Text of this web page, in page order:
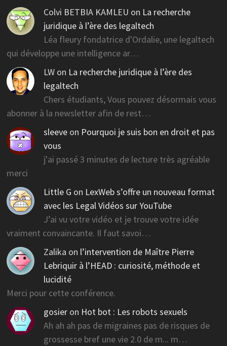
Colvi BETBIA KAMLEU on La recherche
juridique à l’ère des legaltech
Léa fleury fondatrice d'Ordalie, une legaltech
qui développe une intelligence ar…
LW on La recherche juridique à l’ère des
legaltech
Chers étudiants, Vous pouvez désormais vous
abonner à la newsletter afin de rest…
sleeve on Pourquoi je suis bon en droit et pas
vous
j'ai passé 3 minutes de lecture très agréable
merci
Little G on LexWeb s’offre un nouveau format
avec les Legal Vidéos sur YouTube
J’ai vu votre vidéo et je trouve votre idée
vraiment convaincante. Il faut savoi…
Zalika on l’intervention de Maître Pierre
Lebriquir à l’HEAD : curiosité, méthode et
lucidité
Merci pour cette conférence.
gosier on Hot bot : Les robots sexuels
Ah ah ah pas de migraines pas de risques de
grossesse bref une vie 2.0 de m... m…